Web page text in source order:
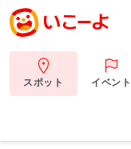
スポット イベント